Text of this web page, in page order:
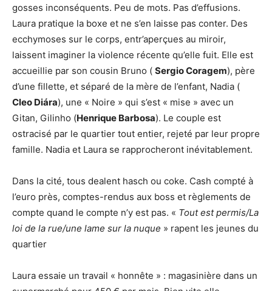
gosses inconséquents. Peu de mots. Pas d’effusions.
Laura pratique la boxe et ne s’en laisse pas conter. Des
ecchymoses sur le corps, entr’aperçues au miroir,
laissent imaginer la violence récente qu’elle fuit. Elle est
accueillie par son cousin Bruno ( Sergio Coragem), père
d’une fillette, et séparé de la mère de l’enfant, Nadia (
Cleo Diára), une « Noire » qui s’est « mise » avec un
Gitan, Gilinho (Henrique Barbosa). Le couple est
ostracisé par le quartier tout entier, rejeté par leur propre
famille. Nadia et Laura se rapprocheront inévitablement.
Dans la cité, tous dealent hasch ou coke. Cash compté à
l’euro près, comptes-rendus aux boss et règlements de
compte quand le compte n’y est pas. « Tout est permis/La
loi de la rue/une lame sur la nuque » rapent les jeunes du
quartier
Laura essaie un travail « honnête » : magasinière dans un